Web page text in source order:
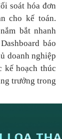
soát hóa đơn
cho kế toán.
bắt nhanh
báo
doanh nghiệp
kế hoạch thúc
trưởng trong